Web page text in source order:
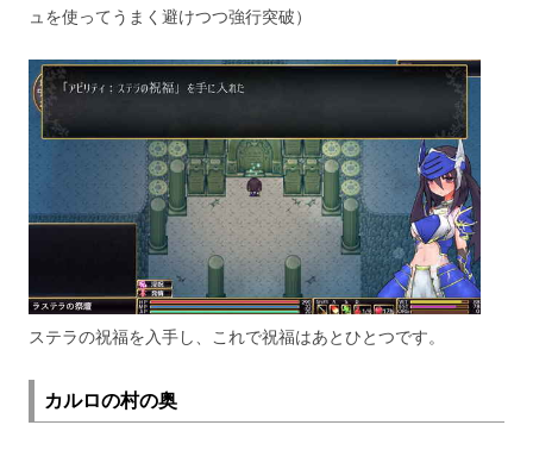
ュを使ってうまく避けつつ強行突破）
ステラの祝福を入手し、これで祝福はあとひとつです。
カルロの村の奥